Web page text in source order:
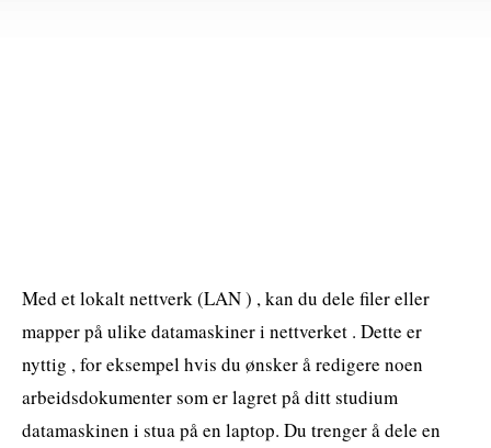
Med et lokalt nettverk (LAN ) , kan du dele filer eller
mapper på ulike datamaskiner i nettverket . Dette er
nyttig , for eksempel hvis du ønsker å redigere noen
arbeidsdokumenter som er lagret på ditt studium
datamaskinen i stua på en laptop. Du trenger å dele en